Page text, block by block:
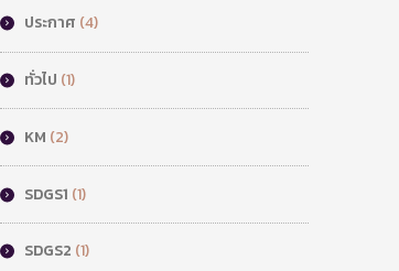
ประกาศ (4)
ทั่วไป (1)
KM (2)
SDGS1 (1)
SDGS2 (1)